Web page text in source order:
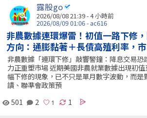
露股go
2026/08/08 21:39 -4 小時前
2026/08/09 01:06 - ac616
非農數據連環爆雷！初值一路下修
方向：通膨黏著＋長債高殖利率，
非農數據「連環下修」敲響警鐘：降息交易恐
力正重塑市場 近期美國非農就業數據出現初
幅下修的現象，已不只是單月數字波動，而是
讀、聯準會政策預
501
2 1